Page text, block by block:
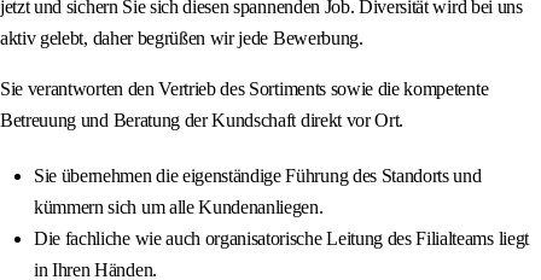
jetzt und sichern Sie sich diesen spannenden Job. Diversität wird bei uns
aktiv gelebt, daher begrüßen wir jede Bewerbung.
Sie verantworten den Vertrieb des Sortiments sowie die kompetente
Betreuung und Beratung der Kundschaft direkt vor Ort.
Sie übernehmen die eigenständige Führung des Standorts und
kümmern sich um alle Kundenanliegen.
Die fachliche wie auch organisatorische Leitung des Filialteams liegt
in Ihren Händen.